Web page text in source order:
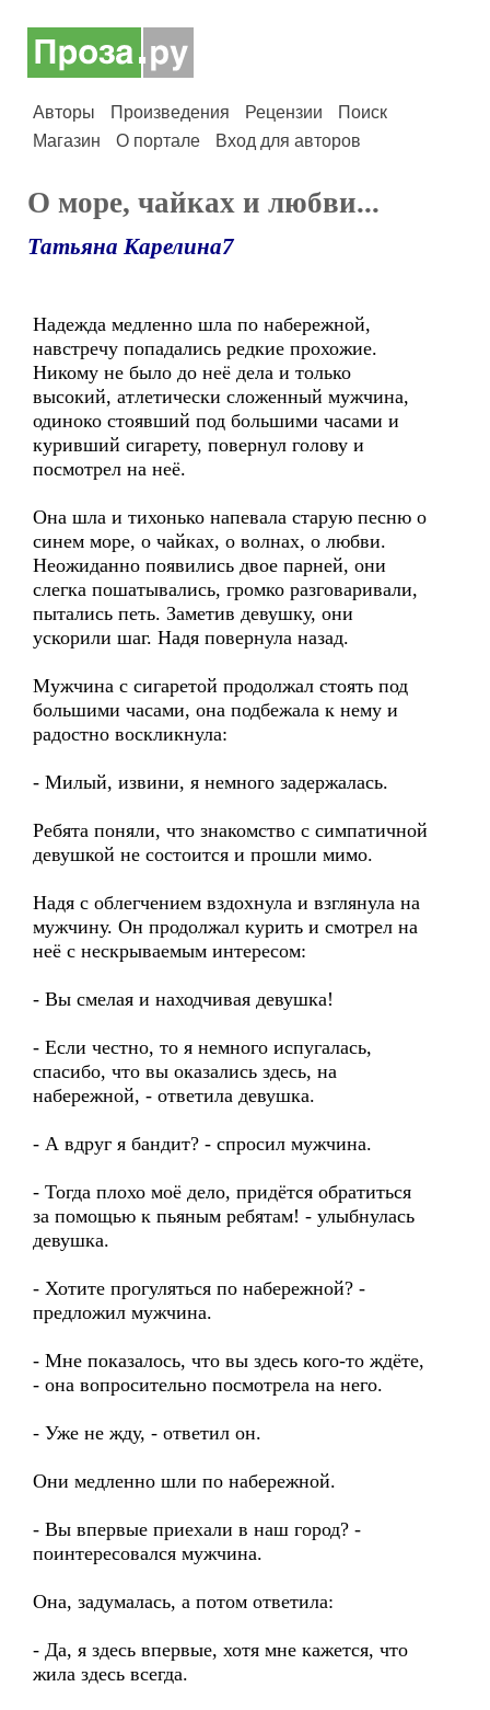
Авторы Произведения Рецензии
Поиск
Магазин
О портале Вход для авторов
О море, чайках и любви...
Татьяна Карелина7
Надежда медленно шла по набережной,
навстречу попадались редкие прохожие.
Никому не было до неё дела и только
высокий, атлетически сложенный мужчина,
одиноко стоявший под большими часами и
куривший сигарету, повернул голову и
посмотрел на неё.
Она шла и тихонько напевала старую песню о
синем море, о чайках, о волнах, о любви.
Неожиданно появились двое парней, они
слегка пошатывались, громко разговаривали,
пытались петь. Заметив девушку, они
ускорили шаг. Надя повернула назад.
Мужчина с сигаретой продолжал стоять под
большими часами, она подбежала к нему и
радостно воскликнула:
- Милый, извини, я немного задержалась.
Ребята поняли, что знакомство с симпатичной
девушкой не состоится и прошли мимо.
Надя с облегчением вздохнула и взглянула на
мужчину. Он продолжал курить и смотрел на
неё с нескрываемым интересом:
- Вы смелая и находчивая девушка!
- Если честно, то я немного испугалась,
спасибо, что вы оказались здесь, на
набережной, - ответила девушка.
- А вдруг я бандит? - спросил мужчина.
- Тогда плохо моё дело, придётся обратиться
за помощью к пьяным ребятам! - улыбнулась
девушка.
- Хотите прогуляться по набережной? -
предложил мужчина.
- Мне показалось, что вы здесь кого-то ждёте,
- она вопросительно посмотрела на него.
- Уже не жду, - ответил он.
Они медленно шли по набережной.
- Вы впервые приехали в наш город? -
поинтересовался мужчина.
Она, задумалась, а потом ответила:
- Да, я здесь впервые, хотя мне кажется, что
жила здесь всегда.